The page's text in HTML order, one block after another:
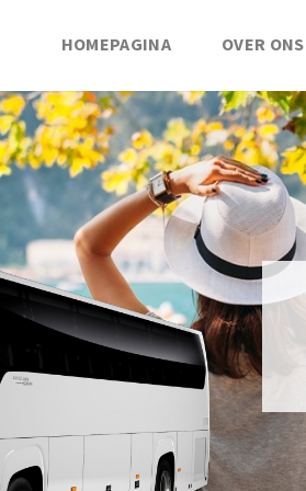
HOMEPAGINA OVER ONS